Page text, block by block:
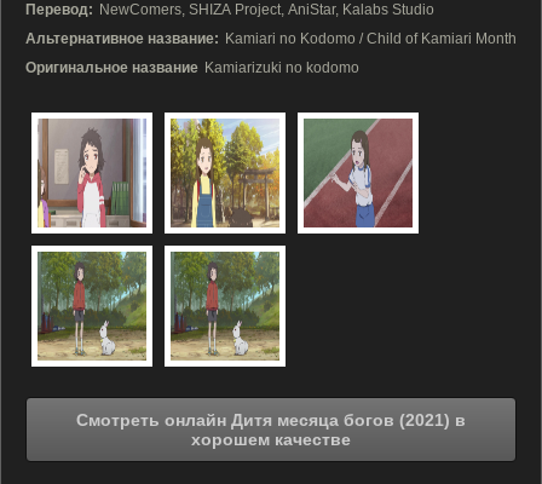
Перевод: NewComers, SHIZA Project, AniStar, Kalabs Studio
Альтернативное название: Kamiari no Kodomo / Child of Kamiari Month
Оригинальное название Kamiarizuki no kodomo
Смотреть онлайн Дитя месяца богов (2021) в
хорошем качестве